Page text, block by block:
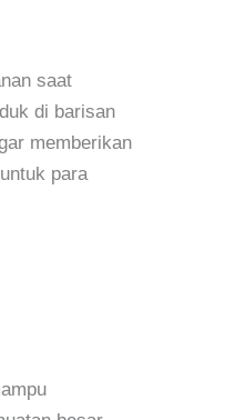
saat
di barisan
memberikan
para